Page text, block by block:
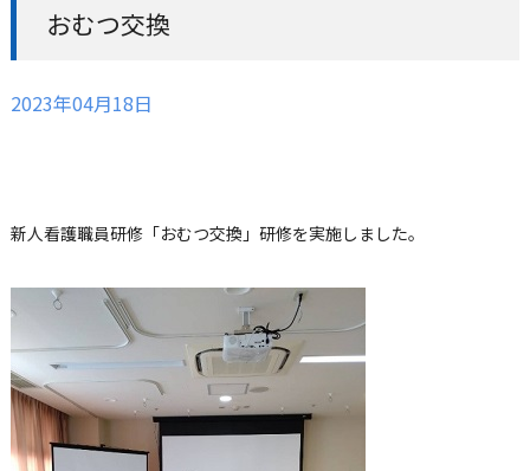
おむつ交換
2023年04月18日
新人看護職員研修「おむつ交換」研修を実施しました。